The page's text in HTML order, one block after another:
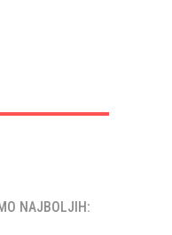
NAJBOLJIH: